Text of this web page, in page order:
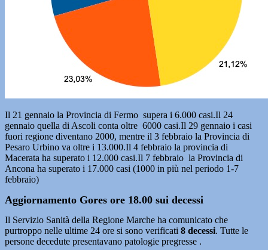
Il 21 gennaio la Provincia di Fermo supera i 6.000 casi.Il 24
gennaio quella di Ascoli conta oltre 6000 casi.Il 29 gennaio i casi
fuori regione diventano 2000, mentre il 3 febbraio la Provincia di
Pesaro Urbino va oltre i 13.000.Il 4 febbraio la provincia di
Macerata ha superato i 12.000 casi.Il 7 febbraio la Provincia di
Ancona ha superato i 17.000 casi (1000 in più nel periodo 1-7
febbraio)
Aggiornamento Gores ore 18.00 sui decessi
Il Servizio Sanità della Regione Marche ha comunicato che
purtroppo nelle ultime 24 ore si sono verificati 8 decessi. Tutte le
persone decedute presentavano patologie pregresse .